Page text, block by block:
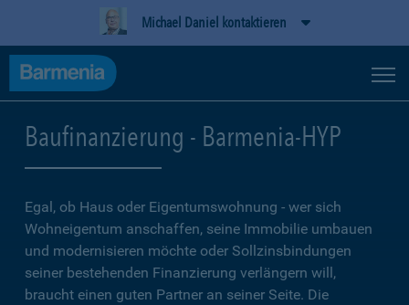
Michael Daniel kontaktieren
Baufinanzierung - Barmenia-HYP
Egal, ob Haus oder Eigentumswohnung - wer sich
Wohneigentum anschaffen, seine Immobilie umbauen
und modernisieren möchte oder Sollzinsbindungen
seiner bestehenden Finanzierung verlängern will,
braucht einen guten Partner an seiner Seite. Die